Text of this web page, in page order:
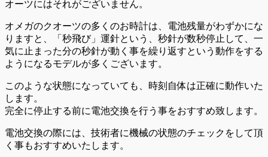
オーツにはそれがございません。
オメガのクオーツの多くのお時計は、電池残量がわずかにな
りますと、「秒飛び」運針という、秒針が数秒停止して、一
気に止まった分の秒針が動く事を繰り返すという動作をする
ようになるモデルが多くございます。
このような状態になっていても、時刻自体は正確に動作いた
します。
完全に停止する前に電池交換を行う事をおすすめ致します。
電池交換の際には、技術者に機械の状態のチェックをして頂
く事もおすすめいたします。